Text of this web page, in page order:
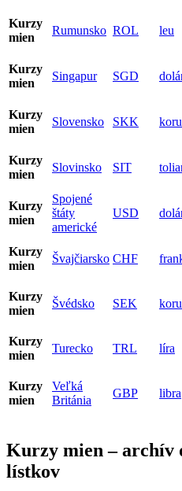
Kurzy
mien
Rumunsko ROL leu
Kurzy
mien
Singapur SGD
Kurzy
mien
Slovensko SKK
Kurzy
mien
Slovinsko SIT
Kurzy
mien
Spojené
štáty
americké
USD
Kurzy
mien
Švajčiarsko CHF
Kurzy
mien
Švédsko SEK
Kurzy
mien
Turecko TRL líra
Kurzy
mien
Veľká
Británia
GBP libra
Kurzy mien – archív
lístkov